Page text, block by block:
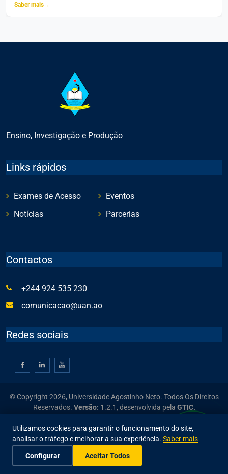
Saber mais→
Ensino, Investigação e Produção
Links rápidos
Exames de Acesso
Notícias
Eventos
Parcerias
Contactos
+244 924 535 230
comunicacao@uan.ao
Redes sociais
© Copyright 2026, Universidade Agostinho Neto. Todos Os Direitos
Reservados. Versão: 1.2.1, desenvolvida pela GTIC.
Utilizamos cookies para garantir o funcionamento do site,
analisar o tráfego e melhorar a sua experiência. Saber mais
Configurar Aceitar Todos